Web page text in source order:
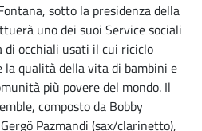
sotto la presidenza della
uno dei suoi Service sociali
occhiali usati il cui riciclo
qualità della vita di bambini e
più povere del mondo. Il
composto da Bobby
Pazmandi (sax/clarinetto),